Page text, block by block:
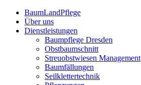
BaumLandPflege
Über uns
Dienstleistungen
Baumpflege Dresden
Obstbaumschnitt
Streuobstwiesen Management
Baumfällungen
Seilklettertechnik